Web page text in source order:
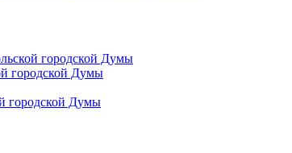
городской Думы
городской Думы
городской Думы